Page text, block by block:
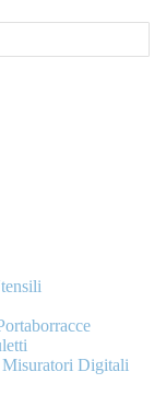
Digitali